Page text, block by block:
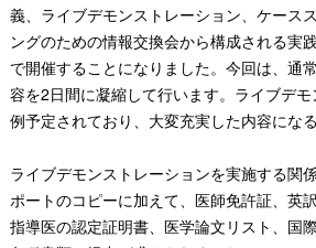
義、ライブデモンストレーション、ケース
ングのための情報交換会から構成される実
で開催することになりました。今回は、通
容を2日間に凝縮して行います。ライブデ
例予定されており、大変充実した内容にな
ライブデモンストレーションを実施する関
ポートのコピーに加えて、医師免許証、英
指導医の認定証明書、医学論文リスト、国